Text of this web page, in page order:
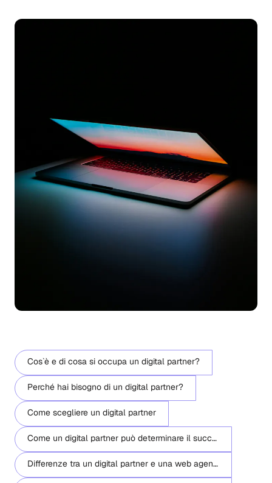
Cos`è e di cosa si occupa un digital partner?
Perché hai bisogno di un digital partner?
Come scegliere un digital partner
Come un digital partner può determinare il successo di un progetto
Differenze tra un digital partner e una web agency